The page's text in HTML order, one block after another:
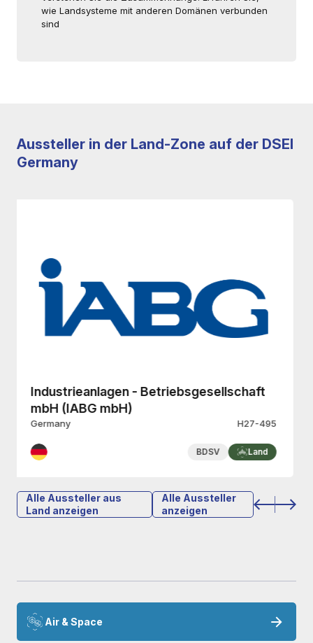
wie Landsysteme mit anderen Domänen verbunden
sind
Aussteller in der Land-Zone auf der DSEI
Germany
MBDA
Italy
Land
Alle Aussteller aus
Land anzeigen
Alle Aussteller
anzeigen
Air & Space